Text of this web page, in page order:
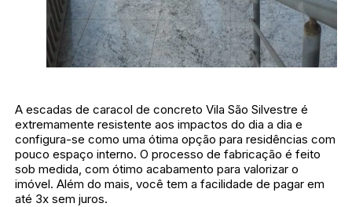
A escadas de caracol de concreto Vila São Silvestre é
extremamente resistente aos impactos do dia a dia e
configura-se como uma ótima opção para residências com
pouco espaço interno. O processo de fabricação é feito
sob medida, com ótimo acabamento para valorizar o
imóvel. Além do mais, você tem a facilidade de pagar em
até 3x sem juros.